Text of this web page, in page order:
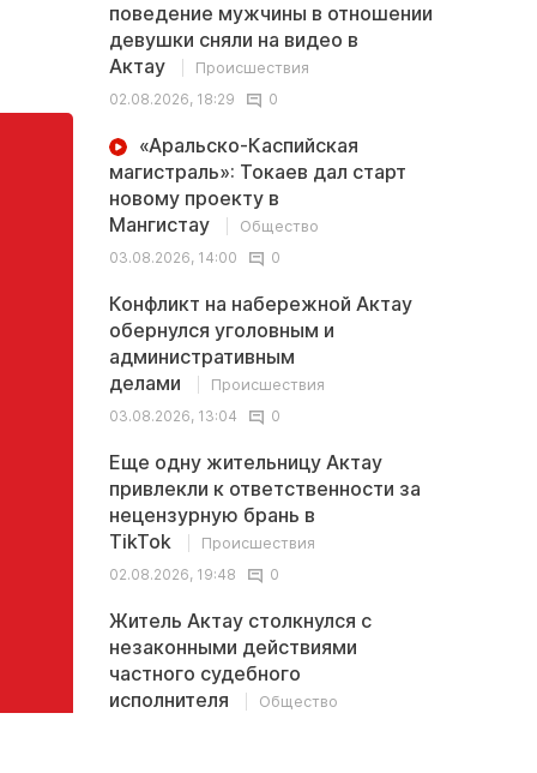
поведение мужчины в отношении
девушки сняли на видео в
Актау
Происшествия
02.08.2026, 18:29
0
«Аральско-Каспийская
магистраль»: Токаев дал старт
новому проекту в
Мангистау
Общество
03.08.2026, 14:00
0
Конфликт на набережной Актау
обернулся уголовным и
административным
делами
Происшествия
03.08.2026, 13:04
0
Еще одну жительницу Актау
привлекли к ответственности за
нецензурную брань в
TikTok
Происшествия
02.08.2026, 19:48
0
Житель Актау столкнулся с
незаконными действиями
частного судебного
исполнителя
Общество